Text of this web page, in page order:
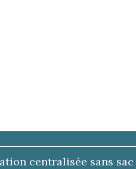
centralisée sans sac